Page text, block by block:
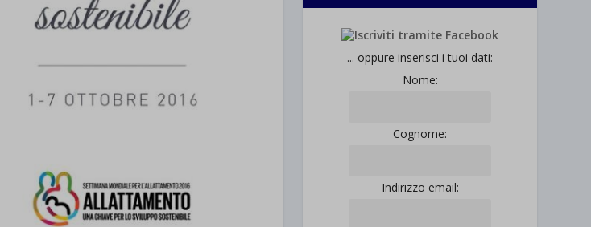
... oppure inserisci i tuoi dati:
Nome:
Cognome:
Indirizzo email: